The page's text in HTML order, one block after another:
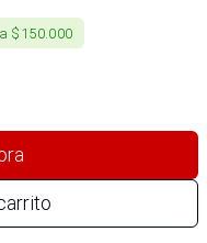
$150.000